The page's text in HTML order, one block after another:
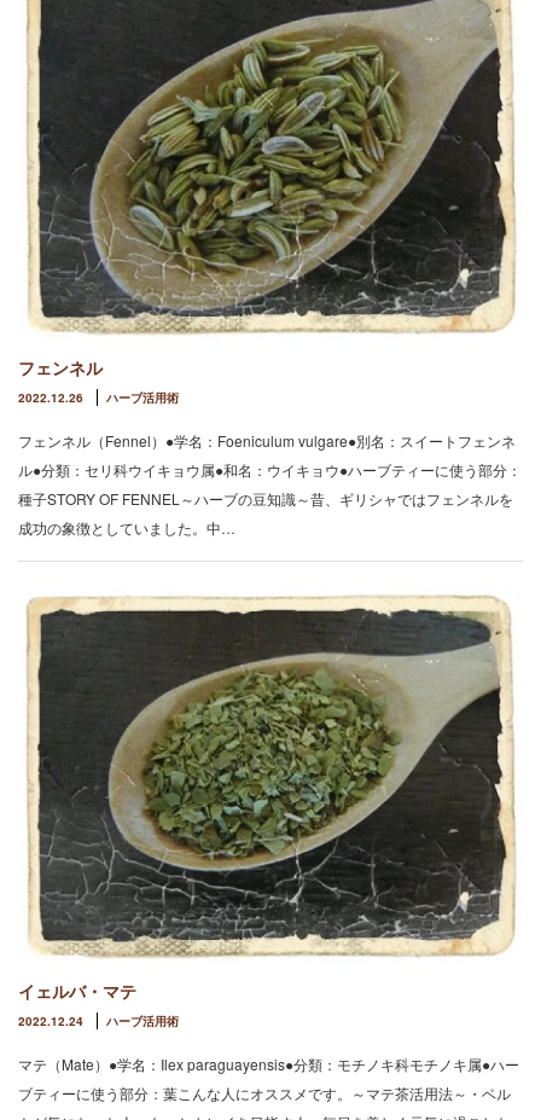
フェンネル
2022.12.26 ハーブ活用術
フェンネル（Fennel）●学名：Foeniculum vulgare●別名：スイートフェンネ
ル●分類：セリ科ウイキョウ属●和名：ウイキョウ●ハーブティーに使う部分：
種子STORY OF FENNEL～ハーブの豆知識～昔、ギリシャではフェンネルを
成功の象徴としていました。中…
イェルバ・マテ
2022.12.24 ハーブ活用術
マテ（Mate）●学名：Ilex paraguayensis●分類：モチノキ科モチノキ属●ハー
ブティーに使う部分：葉こんな人にオススメです。～マテ茶活用法～・ベル